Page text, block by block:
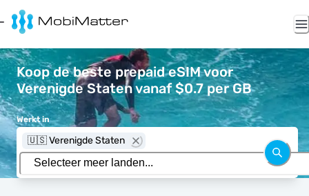
Koop de beste prepaid eSIM voor
Verenigde Staten vanaf $0.7 per GB
Werkt in
🇺🇸 Verenigde Staten